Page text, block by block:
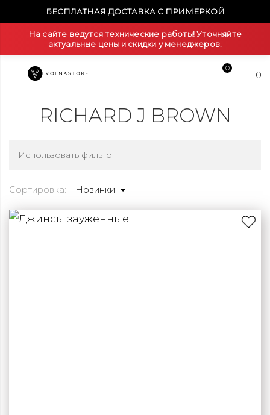
БЕСПЛАТНАЯ ДОСТАВКА С ПРИМЕРКОЙ
На сайте ведутся технические работы! Уточняйте
актуальные цены и скидки у менеджеров.
0
0
RICHARD J BROWN
Использовать фильтр
Сортировка: Новинки